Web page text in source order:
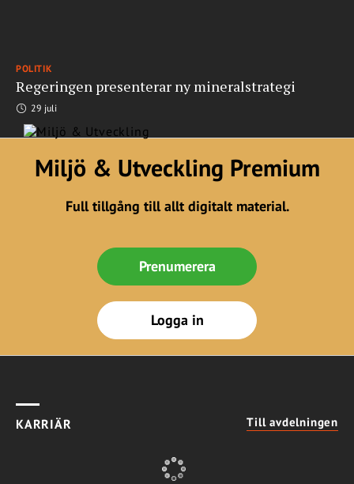
POLITIK
Regeringen presenterar ny mineralstrategi
29 juli
Miljö & Utveckling Premium
Full tillgång till allt digitalt material.
Prenumerera
Logga in
KARRIÄR Till avdelningen